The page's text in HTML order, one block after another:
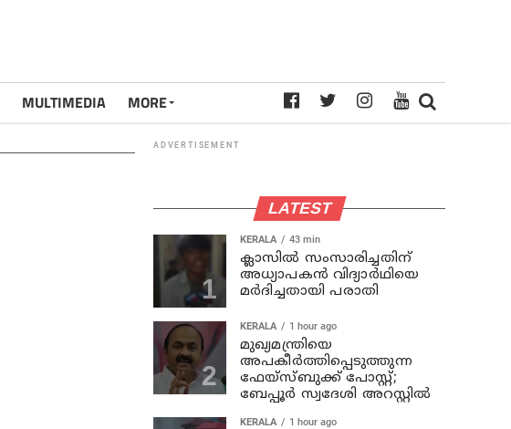
MULTIMEDIA MORE
ADVERTISEMENT
LATEST
KERALA 43 min
ക്ലാസില്‍ സംസാരിച്ചതിന്
അധ്യാപകന്‍ വിദ്യാര്‍ഥിയെ
മര്‍ദിച്ചതായി പരാതി
KERALA 1 hour ago
മുഖ്യമന്ത്രിയെ
അപകീർത്തിപ്പെടുത്തുന്ന
ഫേയ്സ്ബുക്ക് പോസ്റ്റ്;
ബേപ്പൂർ സ്വദേശി അറസ്റ്റിൽ
KERALA 1 hour ago